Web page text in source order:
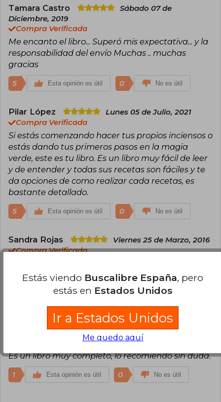
influencia significativa en la espiritualidad
contemporánea.
Tamara Castro
Sábado 07 de
Diciembre, 2019
Compra Verificada
Me encanto el libro... Superó mis expectativa... y la
responsabilidad del envío Muchas .. muchas
gracias
5 Esta opinión es útil 0 No es útil
Pilar López
Lunes 05 de Julio, 2021
Compra Verificada
Si estás comenzando hacer tus propios inciensos o
estás dando tus primeros pasos en la magia
verde, este es tu libro. Es un libro muy fácil de leer
y de entender y todas sus recetas son fáciles y te
da opciones de como realizar cada recetas, es
bastante detallado.
5 Esta opinión es útil 0 No es útil
Sandra Rojas
Viernes 25 de Marzo, 2016
Compra Verificada
gracias
Esta opinión es útil 0 No es útil
Susana Saavedra
Martes 20 de Agosto,
Compra Verificada
Es un libro muy completo, lo recomiendo sin duda.
1 Esta opinión es útil 0 No es útil
Estás viendo Buscalibre España, pero
estás en Estados Unidos
Ir a Estados Unidos
Me quedo aquí